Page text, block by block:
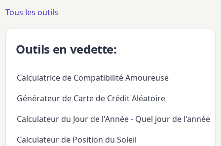
Tous les outils
Outils en vedette:
Calculatrice de Compatibilité Amoureuse
Générateur de Carte de Crédit Aléatoire
Calculateur du Jour de l'Année - Quel jour de l'année
Calculateur de Position du Soleil